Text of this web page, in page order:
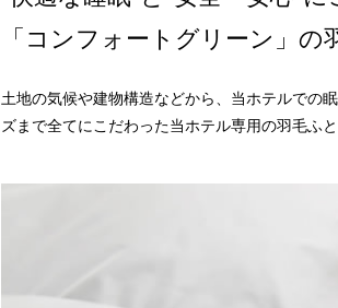
「コンフォートグリーン」の
土地の気候や建物構造などから、当ホテルでの
ズまで全てにこだわった当ホテル専用の羽毛ふ